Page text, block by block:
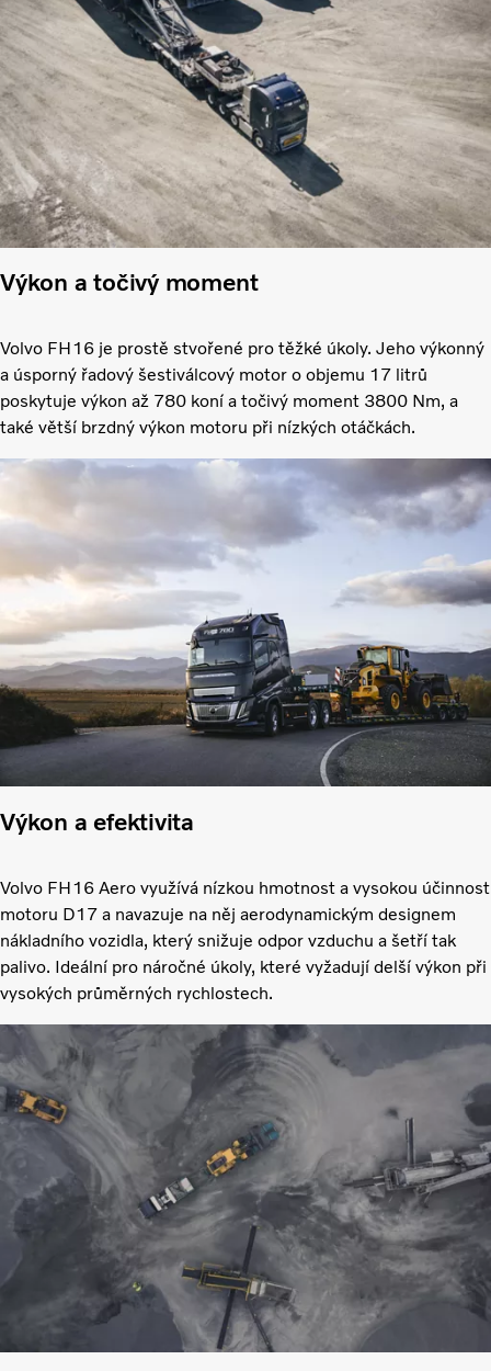
Výkon a točivý moment
Volvo FH16 je prostě stvořené pro těžké úkoly. Jeho výkonný
a úsporný řadový šestiválcový motor o objemu 17 litrů
poskytuje výkon až 780 koní a točivý moment 3800 Nm, a
také větší brzdný výkon motoru při nízkých otáčkách.
Výkon a efektivita
Volvo FH16 Aero využívá nízkou hmotnost a vysokou účinnost
motoru D17 a navazuje na něj aerodynamickým designem
nákladního vozidla, který snižuje odpor vzduchu a šetří tak
palivo. Ideální pro náročné úkoly, které vyžadují delší výkon při
vysokých průměrných rychlostech.